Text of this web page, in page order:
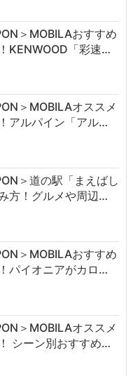
＞MOBILAおすすめ
KENWOOD「彩速…
＞MOBILAオススメ
アルパイン「アル…
＞道の駅「まえばし
方！グルメや周辺…
＞MOBILAおすすめ
パイオニアがカロ…
＞MOBILAオススメ
シーン別おすすめ…